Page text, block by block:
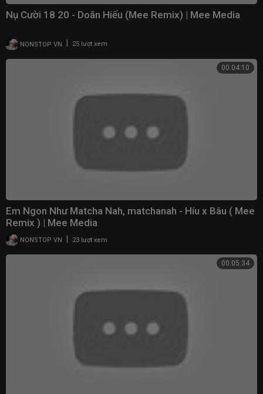
Nụ Cười 18 20 - Doãn Hiếu (Mee Remix) | Mee Media
NONSTOP VN 25 lượt xem
00:04:10
Em Ngon Như Matcha Nah, matchanah - Híu x Bâu ( Mee
Remix ) | Mee Media
NONSTOP VN 23 lượt xem
00:05:34